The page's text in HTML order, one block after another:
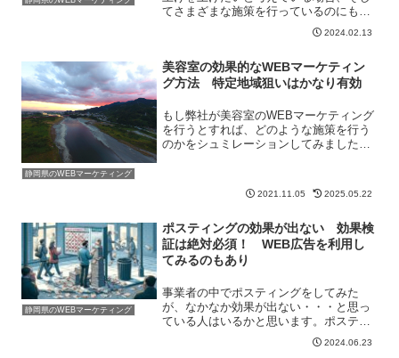
てさまざまな施策を行っているのにもか
かわらず、なかなか問い合わせ来な
い・・ということはないでしょうか。そ
ったりするものです。それが「...
2024.02.13
静岡県のWEBマーケティング
美容室の効果的なWEBマーケティン
グ方法 特定地域狙いはかなり有効
もし弊社が美容室のWEBマーケティング
を行うとすれば、どのような施策を行う
のかをシュミレーションしてみました。
ここから紹介する内容を行ったとしても
どのような結果になる...
2021.11.05 2025.05.22
静岡県のWEBマーケティング
ポスティングの効果が出ない 効果検
証は絶対必須！ WEB広告を利用し
てみるのもあり
事業者の中でポスティングをしてみた
が、なかなか効果が出ない・・・と思っ
ている人はいるかと思います。ポスティ
ングは万能な宣伝方法ではないと思って
います。業種によって向き不向きがあり
2024.06.23